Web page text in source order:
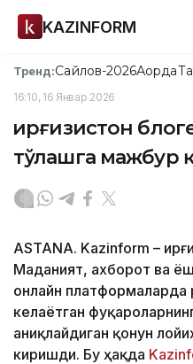
KAZINFORM
Тренд:Сайлов-2026Ақорда
16:10, 16 Январ 2026
Қирғизистон
тўлашга мажбур
АSTANА. Kazinform –
Маданият, ахборот ва
онлайн платформаларда
келаётган
аниқлайдиган қонун
киришди. Бу ҳақда